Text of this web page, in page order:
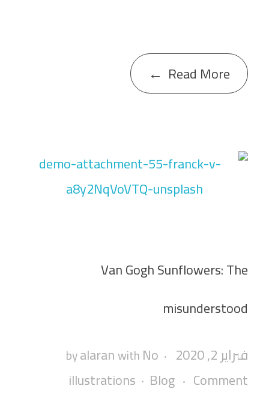
Read More
Van Gogh Sunflowers: The
misunderstood
فبراير 2, 2020
byalaranwithNo
Comment
Blog
illustrations